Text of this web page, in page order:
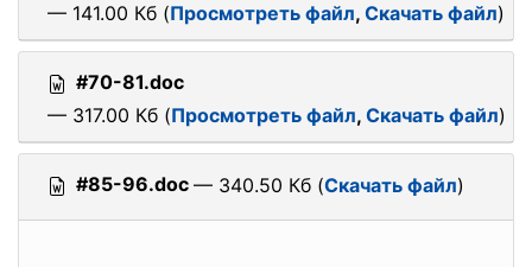
— 141.00 Кб (Просмотреть файл, Скачать файл)
#70-81.doc
— 317.00 Кб (Просмотреть файл, Скачать файл)
#85-96.doc — 340.50 Кб (Скачать файл)